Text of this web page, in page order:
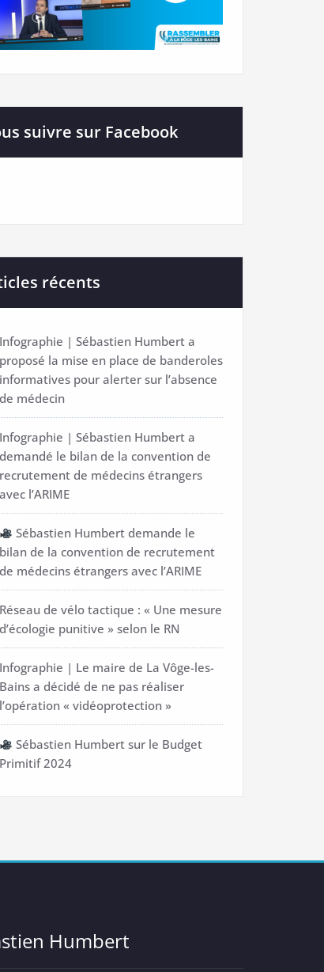
suivre sur Facebook
récents
Infographie | Sébastien Humbert a
proposé la mise en place de banderoles
informatives pour alerter sur l’absence
de médecin
Infographie | Sébastien Humbert a
demandé le bilan de la convention de
recrutement de médecins étrangers
avec l’ARIME
Sébastien Humbert demande le
bilan de la convention de recrutement
de médecins étrangers avec l’ARIME
Réseau de vélo tactique : « Une mesure
d’écologie punitive » selon le RN
Infographie | Le maire de La Vôge-les-
Bains a décidé de ne pas réaliser
l’opération « vidéoprotection »
Sébastien Humbert sur le Budget
Primitif 2024
Humbert